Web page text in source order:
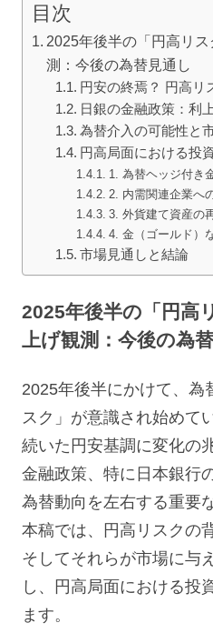
目次
2025年後半の「円高リ
測：今後の為替見通し
円安の終焉？ 円高リ
日銀の金融政策：利
為替介入の可能性と
円高局面における投
1. 為替ヘッジ付き
2. 内需関連企業へ
3. 外貨建て資産の
4. 金（ゴールド）
市場見通しと結論
2025年後半の「円高
上げ観測：今後の為
2025年後半にかけて、為
スク」が意識され始めて
続いた円安基調に変化の
金融政策、特に日本銀行
為替動向を左右する重要
本稿では、円高リスクの
そしてそれらが市場に与
し、円高局面における投
ます。